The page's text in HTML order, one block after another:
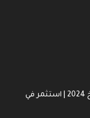
أفكار مبتكرة لتصميم الـ مطابخ 2024 | استثمر في